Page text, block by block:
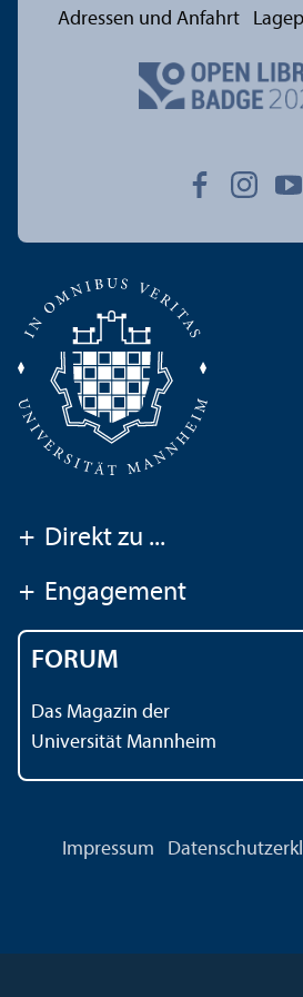
Adressen und Anfahrt
+ Direkt zu ...
+ Engagement
FORUM
Das Magazin der
Universität Mannheim
Impressum